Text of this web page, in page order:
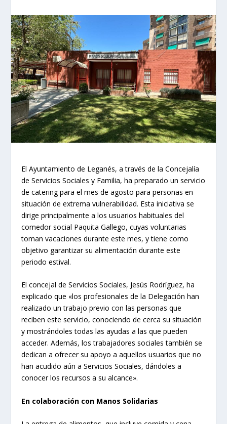
El Ayuntamiento de Leganés, a través de la Concejalía
de Servicios Sociales y Familia, ha preparado un servicio
de catering para el mes de agosto para personas en
situación de extrema vulnerabilidad. Esta iniciativa se
dirige principalmente a los usuarios habituales del
comedor social Paquita Gallego, cuyas voluntarias
toman vacaciones durante este mes, y tiene como
objetivo garantizar su alimentación durante este
periodo estival.
El concejal de Servicios Sociales, Jesús Rodríguez, ha
explicado que «los profesionales de la Delegación han
realizado un trabajo previo con las personas que
reciben este servicio, conociendo de cerca su situación
y mostrándoles todas las ayudas a las que pueden
acceder. Además, los trabajadores sociales también se
dedican a ofrecer su apoyo a aquellos usuarios que no
han acudido aún a Servicios Sociales, dándoles a
conocer los recursos a su alcance».
En colaboración con Manos Solidarias